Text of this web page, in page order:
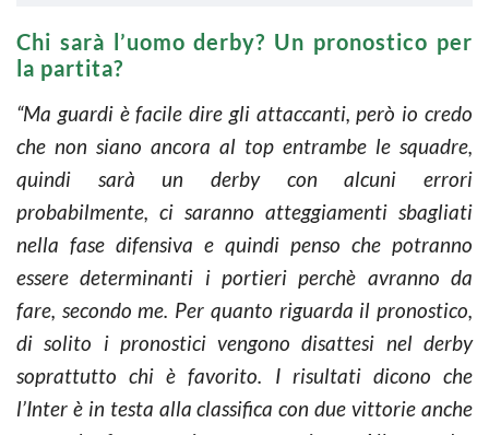
Chi sarà l’uomo derby? Un pronostico per
la partita?
“Ma guardi è facile dire gli attaccanti, però io credo
che non siano ancora al top entrambe le squadre,
quindi sarà un derby con alcuni errori
probabilmente, ci saranno atteggiamenti sbagliati
nella fase difensiva e quindi penso che potranno
essere determinanti i portieri perchè avranno da
fare, secondo me. Per quanto riguarda il pronostico,
di solito i pronostici vengono disattesi nel derby
soprattutto chi è favorito. I risultati dicono che
l’Inter è in testa alla classifica con due vittorie anche